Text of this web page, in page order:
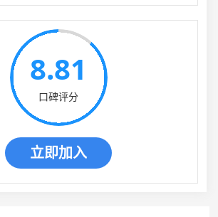
8.81
口碑评分
立即加入